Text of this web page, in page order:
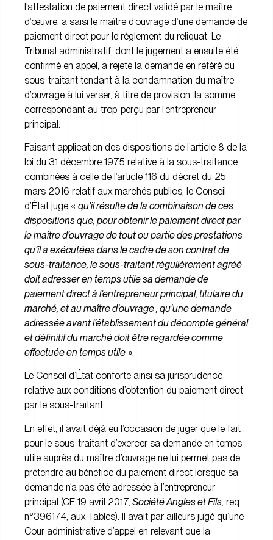
l’attestation de paiement direct validé par le maître
d’œuvre, a saisi le maître d’ouvrage d’une demande de
paiement direct pour le règlement du reliquat. Le
Tribunal administratif, dont le jugement a ensuite été
confirmé en appel, a rejeté la demande en référé du
sous-traitant tendant à la condamnation du maître
d’ouvrage à lui verser, à titre de provision, la somme
correspondant au trop-perçu par l’entrepreneur
principal.
Faisant application des dispositions de l’article 8 de la
loi du 31 décembre 1975 relative à la sous-traitance
combinées à celle de l’article 116 du décret du 25
mars 2016 relatif aux marchés publics, le Conseil
d’État juge « qu’il résulte de la combinaison de ces
dispositions que, pour obtenir le paiement direct par
le maître d’ouvrage de tout ou partie des prestations
qu’il a exécutées dans le cadre de son contrat de
sous-traitance, le sous-traitant régulièrement agréé
doit adresser en temps utile sa demande de
paiement direct à l’entrepreneur principal, titulaire du
marché, et au maître d’ouvrage ; qu’une demande
adressée avant l’établissement du décompte général
et définitif du marché doit être regardée comme
effectuée en temps utile ».
Le Conseil d’État conforte ainsi sa jurisprudence
relative aux conditions d’obtention du paiement direct
par le sous-traitant.
En effet, il avait déjà eu l’occasion de juger que le fait
pour le sous-traitant d’exercer sa demande en temps
utile auprès du maître d’ouvrage ne lui permet pas de
prétendre au bénéfice du paiement direct lorsque sa
demande n’a pas été adressée à l’entrepreneur
principal (CE 19 avril 2017, Société Angles et Fils , req.
n°396174, aux Tables). Il avait par ailleurs jugé qu’une
Cour administrative d’appel en relevant que la